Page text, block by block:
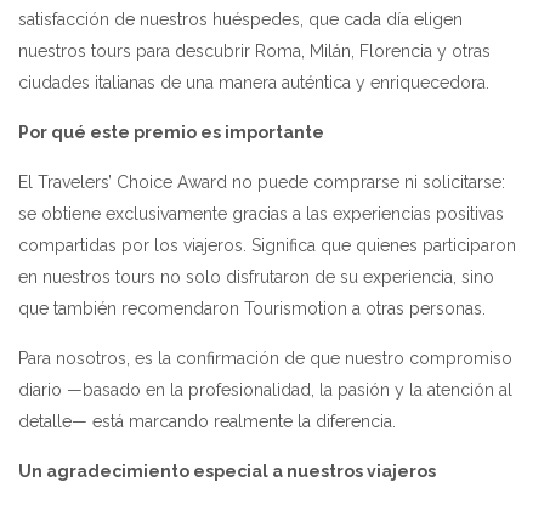
satisfacción de nuestros huéspedes, que cada día eligen
nuestros tours para descubrir Roma, Milán, Florencia y otras
ciudades italianas de una manera auténtica y enriquecedora.
Por qué este premio es importante
El Travelers’ Choice Award no puede comprarse ni solicitarse:
se obtiene exclusivamente gracias a las experiencias positivas
compartidas por los viajeros. Significa que quienes participaron
en nuestros tours no solo disfrutaron de su experiencia, sino
que también recomendaron Tourismotion a otras personas.
Para nosotros, es la confirmación de que nuestro compromiso
diario —basado en la profesionalidad, la pasión y la atención al
detalle— está marcando realmente la diferencia.
Un agradecimiento especial a nuestros viajeros